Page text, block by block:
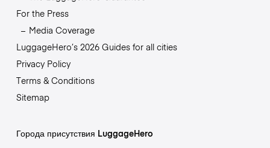
For the Press
Media Coverage
LuggageHero’s 2026 Guides for all cities
Privacy Policy
Terms & Conditions
Sitemap
Города присутствия LuggageHero